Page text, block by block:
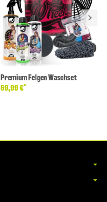
Premium Felgen Waschset
69,99 €*